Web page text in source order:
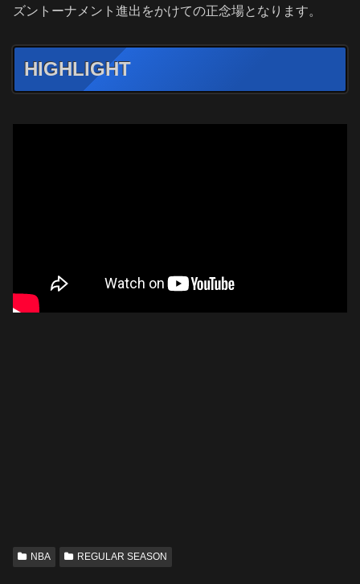
ズントーナメント進出をかけての正念場となります。
HIGHLIGHT
NBA REGULAR SEASON